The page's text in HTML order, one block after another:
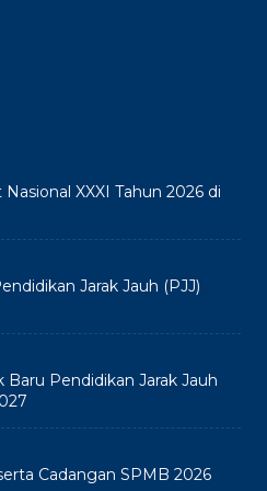
XXXI Tahun 2026 di
Jarak Jauh (PJJ)
Pendidikan Jarak Jauh
Cadangan SPMB 2026